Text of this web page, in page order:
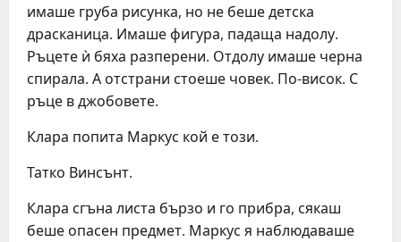
имаше груба рисунка, но не беше детска
драсканица. Имаше фигура, падаща надолу.
Ръцете ѝ бяха разперени. Отдолу имаше черна
спирала. А отстрани стоеше човек. По-висок. С
ръце в джобовете.
Клара попита Маркус кой е този.
Татко Винсънт.
Клара сгъна листа бързо и го прибра, сякаш
беше опасен предмет. Маркус я наблюдаваше